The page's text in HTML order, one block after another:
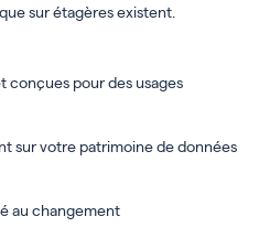
sur étagères existent.
conçues pour des usages
sur votre patrimoine de données
au changement